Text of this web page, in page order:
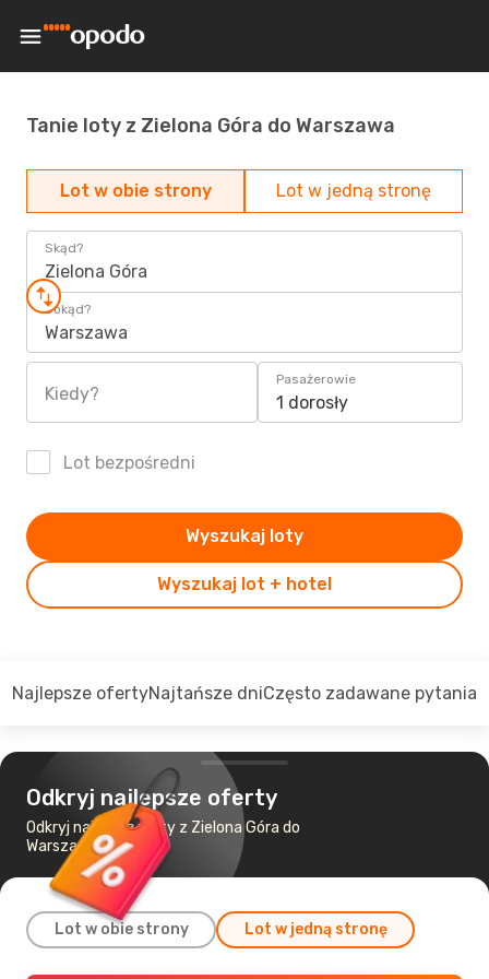
Tanie loty z Zielona Góra do Warszawa
Lot w obie strony Lot w jedną stronę
Skąd?
Zielona Góra
Dokąd?
Warszawa
Kiedy?
Pasażerowie
1 dorosły
Lot bezpośredni
Wyszukaj lot + hotel
Wyszukaj loty
Najlepsze ofertyNajtańsze dniCzęsto zadawane pytania
Odkryj najlepsze oferty
Odkryj najtańsze loty z Zielona Góra do
Warszawa
Lot w obie strony Lot w jedną stronę